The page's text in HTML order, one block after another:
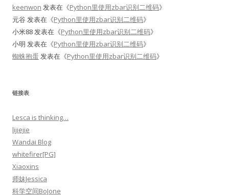
keenwon 发表在《Python里使用zbar识别二维码》
元谷发表在《Python里使用zbar识别二维码》
小米88发表在《Python里使用zbar识别二维码》
小明 发表在《Python里使用zbar识别二维码》
蜘蛛抱蛋 发表在《Python里使用zbar识别二维码》
链接表
Lesca is thinking…
lijiejie
Wandai Blog
whitefirer[PG]
Xiaoxins
师妹Jessica
科学空间BoJone